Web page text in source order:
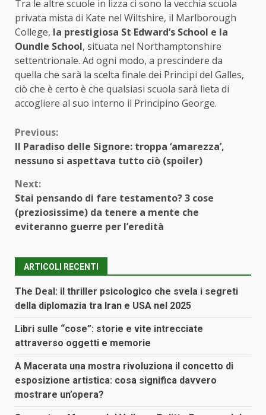
Tra le altre scuole in lizza ci sono la vecchia scuola
privata mista di Kate nel Wiltshire, il Marlborough
College, la prestigiosa St Edward’s School e la
Oundle School, situata nel Northamptonshire
settentrionale. Ad ogni modo, a prescindere da
quella che sarà la scelta finale dei Principi del Galles,
ciò che è certo è che qualsiasi scuola sarà lieta di
accogliere al suo interno il Principino George.
Continue
Reading
Previous:
Il Paradiso delle Signore: troppa ‘amarezza’,
nessuno si aspettava tutto ciò (spoiler)
Next:
Stai pensando di fare testamento? 3 cose
(preziosissime) da tenere a mente che
eviteranno guerre per l’eredità
ARTICOLI RECENTI
The Deal: il thriller psicologico che svela i segreti
della diplomazia tra Iran e USA nel 2025
Libri sulle “cose”: storie e vite intrecciate
attraverso oggetti e memorie
A Macerata una mostra rivoluziona il concetto di
esposizione artistica: cosa significa davvero
mostrare un’opera?